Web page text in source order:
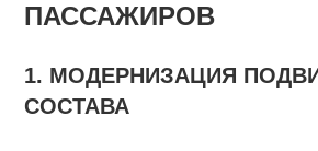
ПАССАЖИРОВ
1. МОДЕРНИЗАЦИЯ
СОСТАВА